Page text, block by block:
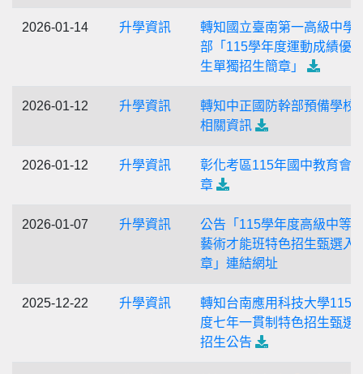
2026-01-14 升學資訊
轉知國立臺南第一高級中學
部「115學年度運動成績優
生單獨招生簡章」
2026-01-12 升學資訊
轉知中正國防幹部預備學校
相關資訊
2026-01-12 升學資訊
彰化考區115年國中教育會
章
2026-01-07 升學資訊
公告「115學年度高級中等
藝術才能班特色招生甄選入
章」連結網址
2025-12-22 升學資訊
轉知台南應用科技大學115
度七年一貫制特色招生甄選
招生公告